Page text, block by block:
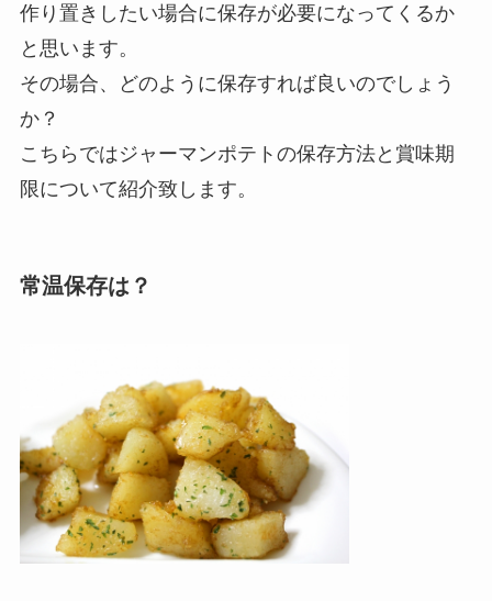
作り置きしたい場合に保存が必要になってくるか
と思います。
その場合、どのように保存すれば良いのでしょう
か？
こちらではジャーマンポテトの保存方法と賞味期
限について紹介致します。
常温保存は？